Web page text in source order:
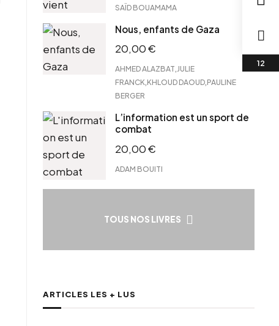
SAÏD BOUAMAMA
Nous, enfants de Gaza
20,00€
AHMED ALAZBAT JULIE
FRANCK KHLOUD DAOUD PAULINE
BERGER
L’information est un sport de
combat
20,00€
ADAM BOUITI
TOUS NOS LIVRES
ARTICLES LES + LUS